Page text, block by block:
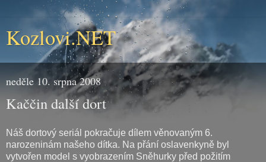
Kozlovi.NET
neděle 10. srpna 2008
Kaččin další dort
Náš dortový seriál pokračuje dílem věnovaným 6.
narozeninám našeho dítka. Na přání oslavenkyně byl
vytvořen model s vyobrazením Sněhurky před požitím